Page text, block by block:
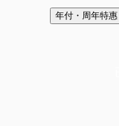
年付・周年特惠